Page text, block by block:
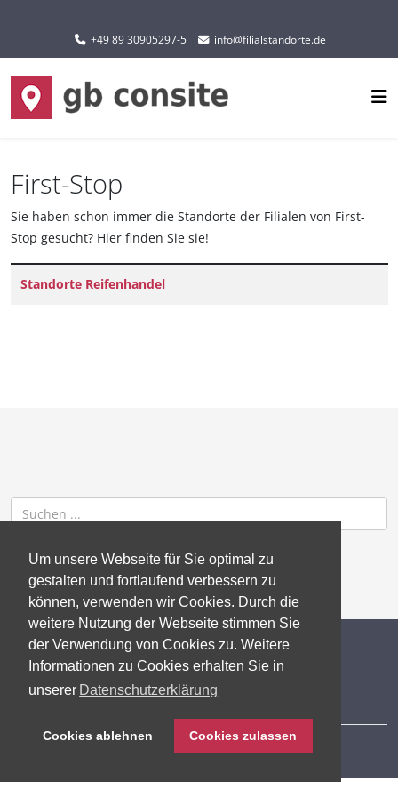
Um unsere Webseite für Sie optimal zu
gestalten und fortlaufend verbessern zu
können, verwenden wir Cookies. Durch die
weitere Nutzung der Webseite stimmen Sie
der Verwendung von Cookies zu. Weitere
Informationen zu Cookies erhalten Sie in
unserer Datenschutzerklärung
Cookies ablehnen Cookies zulassen
Sprache auswählen
+49 89 30905297-5 info@filialstandorte.de
First-Stop
Sie haben schon immer die Standorte der Filialen von First-
Stop gesucht? Hier finden Sie sie!
Titel
Standorte Reifenhandel
© 2026 gb consite GmbH
Datenschutzerklärung